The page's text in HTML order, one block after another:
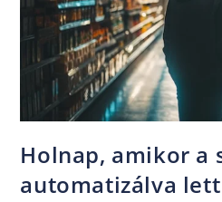
Holnap, amikor a
automatizálva lett